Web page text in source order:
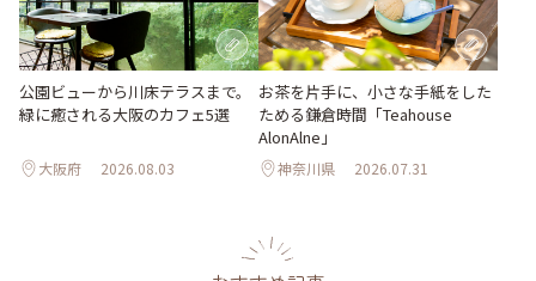
公園ビューから川床テラスまで。
緑に癒される大阪のカフェ5選
大阪府 2026.08.03
お茶を片手に、小さな手紙をした
ためる鎌倉時間「Teahouse
AlonAlne」
神奈川県 2026.07.31